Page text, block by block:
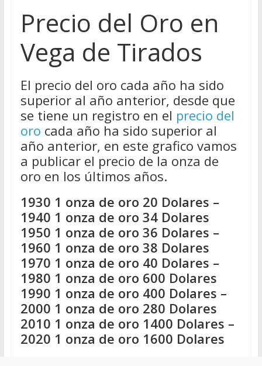
Precio del Oro en
Vega de Tirados
El precio del oro cada año ha sido
superior al año anterior, desde que
se tiene un registro en el precio del
oro cada año ha sido superior al
año anterior, en este grafico vamos
a publicar el precio de la onza de
oro en los últimos años.
1930 1 onza de oro 20 Dolares –
1940 1 onza de oro 34 Dolares
1950 1 onza de oro 36 Dolares –
1960 1 onza de oro 38 Dolares
1970 1 onza de oro 40 Dolares –
1980 1 onza de oro 600 Dolares
1990 1 onza de oro 400 Dolares –
2000 1 onza de oro 280 Dolares
2010 1 onza de oro 1400 Dolares –
2020 1 onza de oro 1600 Dolares